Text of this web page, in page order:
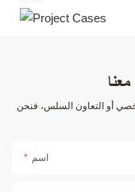
أو التعاون السلس، فنحن
اسم